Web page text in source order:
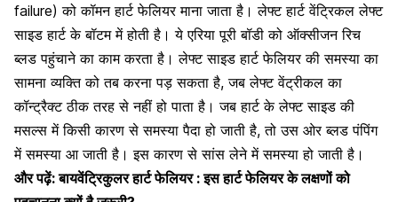
failure) को कॉमन हार्ट फेलियर माना जाता है। लेफ्ट हार्ट वेंट्रिकल लेफ्ट
साइड हार्ट के बॉटम में होती है। ये एरिया पूरी बॉडी को ऑक्सीजन रिच
ब्लड पहुंचाने का काम करता है। लेफ्ट साइड हार्ट फेलियर की समस्या का
सामना व्यक्ति को तब करना पड़ सकता है, जब लेफ्ट वेंट्रीकल का
कॉन्ट्रैक्ट ठीक तरह से नहीं हो पाता है। जब हार्ट के लेफ्ट साइड की
मसल्स में किसी कारण से समस्या पैदा हो जाती है, तो उस ओर ब्लड पंपिंग
में समस्या आ जाती है। इस कारण से सांस लेने में समस्या हो जाती है।
और पढ़ें:बायवेंट्रिकुलर हार्ट फेलियर : इस हार्ट फेलियर के लक्षणों को